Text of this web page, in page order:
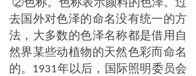
去国外对色泽的命名没有统一的方
法，大多数的色泽名称都是借用自
然界某些动植物的天然色彩而命名
的。
1931年以后，国际照明委员会